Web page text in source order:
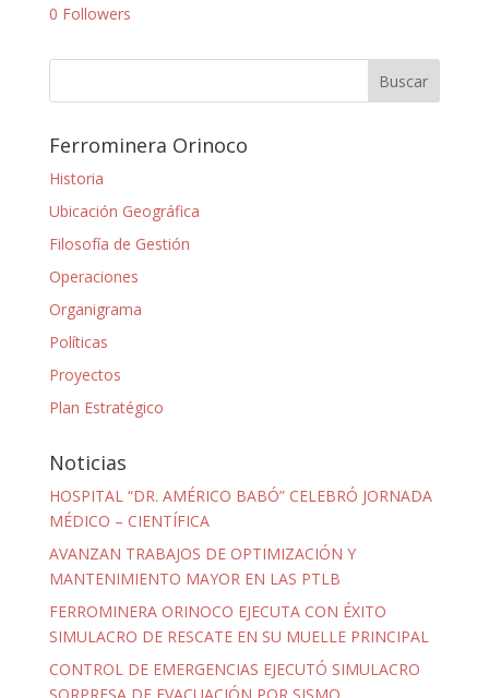
0 Followers
Ferrominera Orinoco
Historia
Ubicación Geográfica
Filosofía de Gestión
Operaciones
Organigrama
Políticas
Proyectos
Plan Estratégico
Noticias
HOSPITAL “DR. AMÉRICO BABÓ” CELEBRÓ JORNADA
MÉDICO – CIENTÍFICA
AVANZAN TRABAJOS DE OPTIMIZACIÓN Y
MANTENIMIENTO MAYOR EN LAS PTLB
FERROMINERA ORINOCO EJECUTA CON ÉXITO
SIMULACRO DE RESCATE EN SU MUELLE PRINCIPAL
CONTROL DE EMERGENCIAS EJECUTÓ SIMULACRO